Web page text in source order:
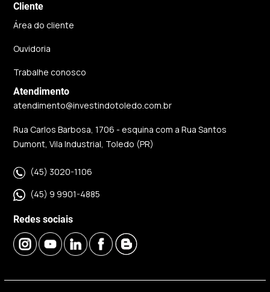
Cliente
Área do cliente
Ouvidoria
Trabalhe conosco
Atendimento
atendimento@investindotoledo.com.br
Rua Carlos Barbosa, 1706 - esquina com a Rua Santos
Dumont, Vila Industrial, Toledo (PR)
(45) 3020-1106
(45) 9 9901-4885
Redes sociais